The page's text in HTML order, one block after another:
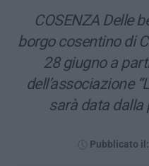
COSENZA Delle
borgo cosentino di
28 giugno a
dell’associazione
sarà data dalla
Pubblicato